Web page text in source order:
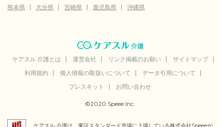
熊本県
大分県 宮崎県 鹿児島県 沖縄県
ケアスル 介護とは 運営会社 リンク掲載のお願い
サイトマップ
利用規約
個人情報の取扱いについて
データ引用について
プレスキット
お問い合わせ
©2020 Speee Inc.